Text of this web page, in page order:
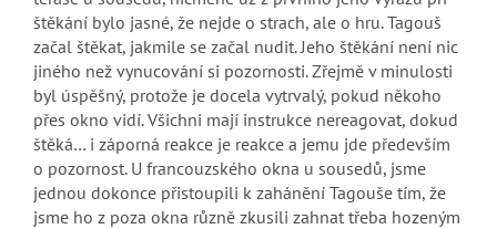
štěkání bylo jasné, že nejde o strach, ale o hru. Tagouš
začal štěkat, jakmile se začal nudit. Jeho štěkání není nic
jiného než vynucování si pozornosti. Zřejmě v minulosti
byl úspěšný, protože je docela vytrvalý, pokud někoho
přes okno vidí. Všichni mají instrukce nereagovat, dokud
štěká… i záporná reakce je reakce a jemu jde především
o pozornost. U francouzského okna u sousedů, jsme
jednou dokonce přistoupili k zahánění Tagouše tím, že
jsme ho z poza okna různě zkusili zahnat třeba hozeným